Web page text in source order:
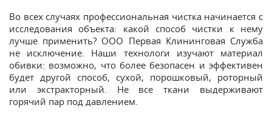
Во всех случаях профессиональная чистка начинается с
исследования объекта: какой способ чистки к нему
лучше применить? ООО Первая Клининговая Служба
не исключение. Наши технологи изучают материал
обивки: возможно, что более безопасен и эффективен
будет другой способ, сухой, порошковый, роторный
или экстракторный. Не все ткани выдерживают
горячий пар под давлением.